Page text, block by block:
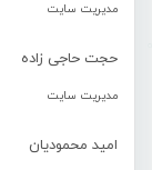
مدیریت سایت
حجت حاجی زاده
مدیریت سایت
امید محمودیان